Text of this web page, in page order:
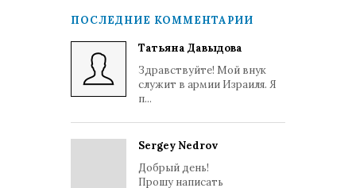
ПОСЛЕДНИЕ КОММЕНТАРИИ
Татьяна Давыдова
Здравствуйте! Мой внук
служит в армии Израиля. Я
п...
Sergey Nedrov
Добрый день!
Прошу написать